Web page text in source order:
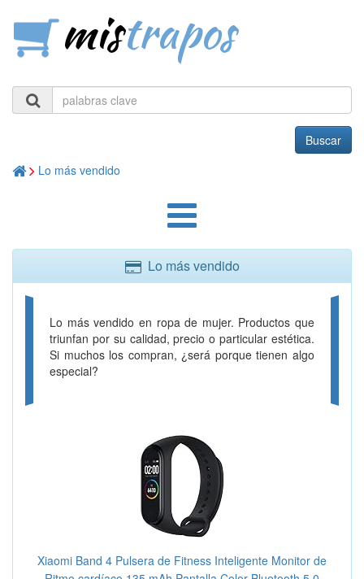
mistrapos
Buscar
Lo más vendido
Lo más vendido
Lo más vendido en ropa de mujer. Productos que
triunfan por su calidad, precio o particular estética.
Si muchos los compran, ¿será porque tienen algo
especial?
Xiaomi Band 4 Pulsera de Fitness Inteligente Monitor de